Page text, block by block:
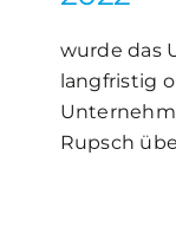
wurde das
langfristig
Rupsch